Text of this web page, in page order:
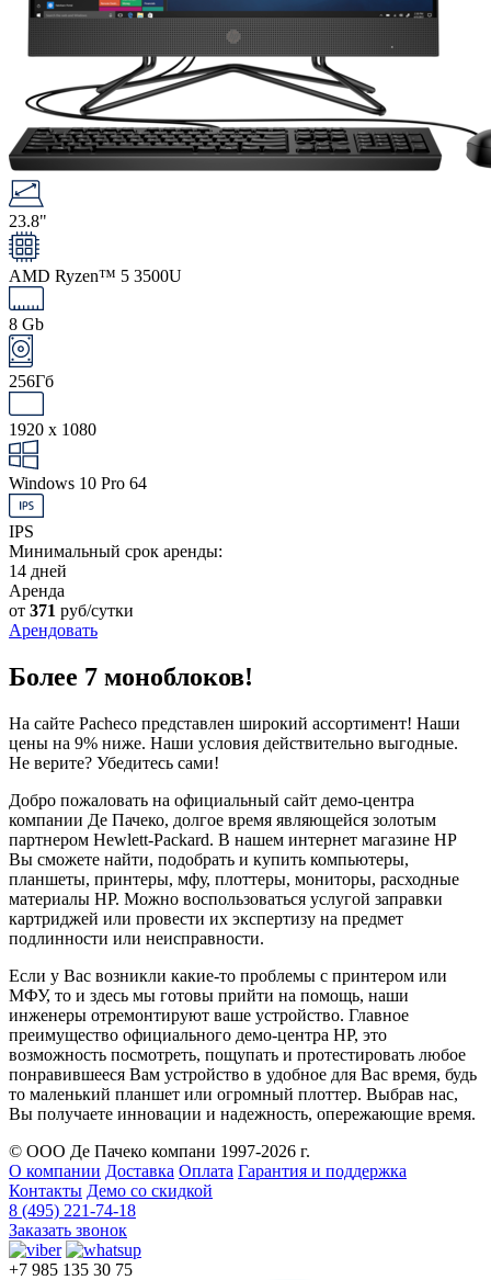
23.8"
AMD Ryzen™ 5 3500U
8 Gb
256Гб
1920 x 1080
Windows 10 Pro 64
IPS
Минимальный срок аренды:
14 дней
Аренда
от 371 руб/сутки
Арендовать
Более 7 моноблоков!
На сайте Pacheco представлен широкий ассортимент! Наши
цены на 9% ниже. Наши условия действительно выгодные.
Не верите? Убедитесь сами!
Добро пожаловать на официальный сайт демо-центра
компании Де Пачеко, долгое время являющейся золотым
партнером Hewlett-Packard. В нашем интернет магазине HP
Вы сможете найти, подобрать и купить компьютеры,
планшеты, принтеры, мфу, плоттеры, мониторы, расходные
материалы HP. Можно воспользоваться услугой заправки
картриджей или провести их экспертизу на предмет
подлинности или неисправности.
Если у Вас возникли какие-то проблемы с принтером или
МФУ, то и здесь мы готовы прийти на помощь, наши
инженеры отремонтируют ваше устройство. Главное
преимущество официального демо-центра HP, это
возможность посмотреть, пощупать и протестировать любое
понравившееся Вам устройство в удобное для Вас время, будь
то маленький планшет или огромный плоттер. Выбрав нас,
Вы получаете инновации и надежность, опережающие время.
© ООО Де Пачеко компани 1997-2026 г.
О компании Доставка Оплата Гарантия и поддержка
Контакты Демо со скидкой
8 (495) 221-74-18
Заказать звонок
+7 985 135 30 75